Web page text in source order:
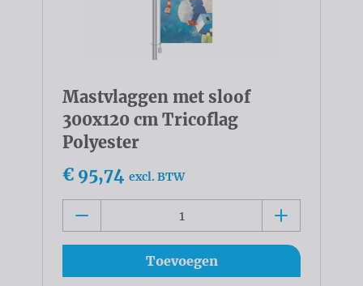
Mastvlaggen met sloof
300x120 cm Tricoflag
Polyester
€ 95,74 excl. BTW
Toevoegen